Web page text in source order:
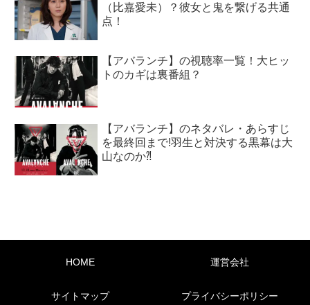
（比嘉愛未）？彼女と鬼を繋げる共通
点！
【アバランチ】の視聴率一覧！大ヒッ
トのカギは裏番組？
【アバランチ】のネタバレ・あらすじ
を最終回まで!羽生と対決する黒幕は大
山なのか⁈
HOME 運営会社
サイトマップ プライバシーポリシー